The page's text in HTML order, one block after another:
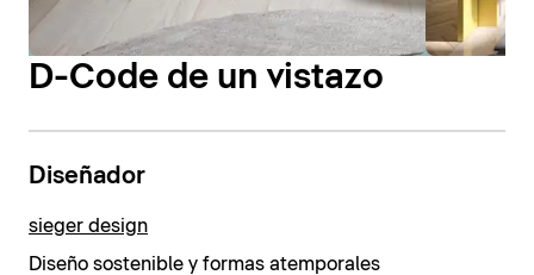
D-Code de un vistazo
Diseñador
sieger design
Diseño sostenible y formas atemporales